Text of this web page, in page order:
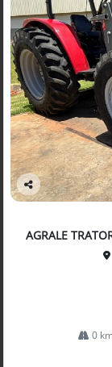
Co
arti
lhe
AGRALE
0